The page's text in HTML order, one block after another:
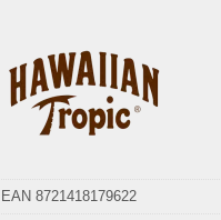
EAN 8721418179622